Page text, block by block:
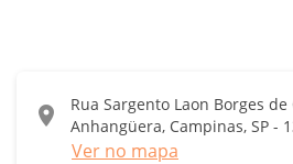
location_on
Rua Sargento Laon Borges
Anhangüera, Campinas, SP -
Ver no mapa